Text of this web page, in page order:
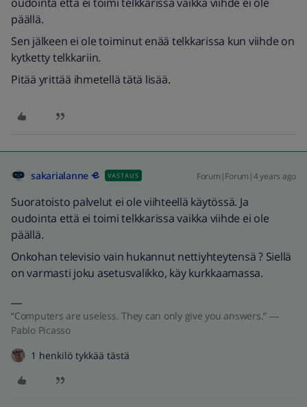
päällä.
Sen jälkeen ei ole toiminut enää telkkarissa kun viihde on
kytketty telkkariin.
Pitää yrittää ihmetellä tätä lisää.
sakarialanne VASTAUS Forum|Forum|4 years ago
Suoratoisto palvelut ei ole viihteellä käytössä. Ja
oudointa että ei toimi telkkarissa vaikka viihde ei ole
päällä.
Onkohan televisio vain hukannut nettiyhteytensä ? Siellä
on varmasti joku asetusvalikko, käy kurkkaamassa.
“Computers are useless. They can only give you answers.” ―
Pablo Picasso
1 henkilö tykkää tästä